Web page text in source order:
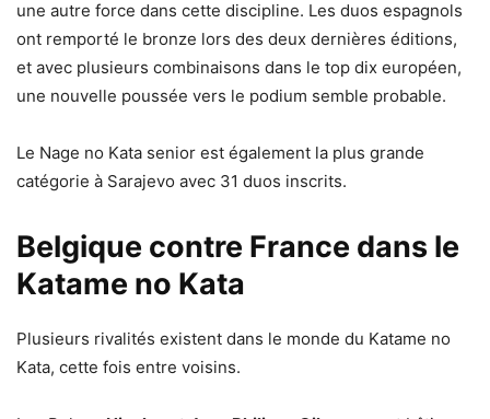
une autre force dans cette discipline. Les duos espagnols
ont remporté le bronze lors des deux dernières éditions,
et avec plusieurs combinaisons dans le top dix européen,
une nouvelle poussée vers le podium semble probable.
Le Nage no Kata senior est également la plus grande
catégorie à Sarajevo avec 31 duos inscrits.
Belgique contre France dans le
Katame no Kata
Plusieurs rivalités existent dans le monde du Katame no
Kata, cette fois entre voisins.